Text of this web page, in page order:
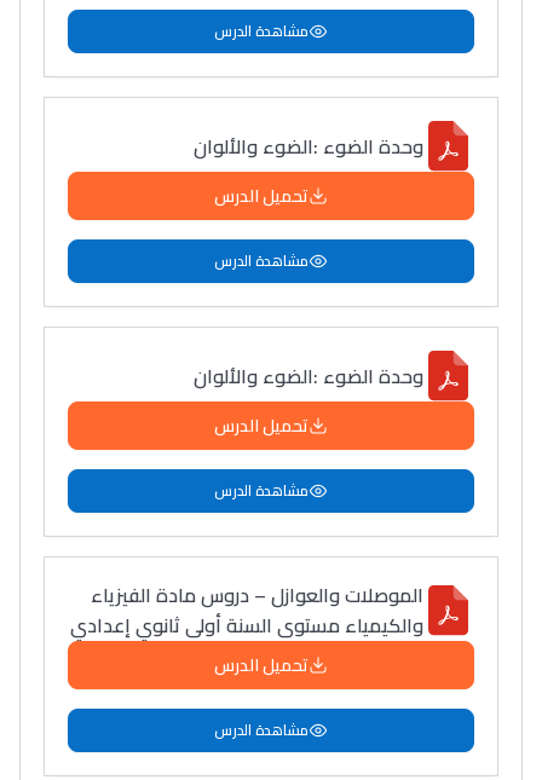
مشاهدة الدرس
وحدة الضوء :الضوء والألوان
تحميل الدرس
مشاهدة الدرس
وحدة الضوء :الضوء والألوان
تحميل الدرس
مشاهدة الدرس
الموصلات والعوازل – دروس مادة الفيزياء
والكيمياء مستوى السنة أولى ثانوي إعدادي
تحميل الدرس
مشاهدة الدرس